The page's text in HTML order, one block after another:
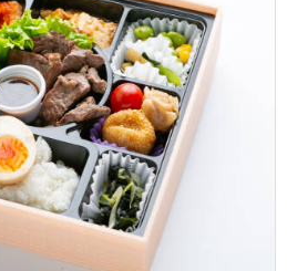
ートにわらび餅が付いていて女性
ナー›会議
2026/05/15